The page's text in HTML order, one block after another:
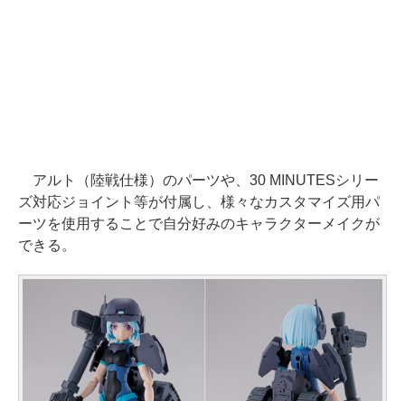
アルト（陸戦仕様）のパーツや、30 MINUTESシリー
ズ対応ジョイント等が付属し、様々なカスタマイズ用パ
ーツを使用することで自分好みのキャラクターメイクが
できる。